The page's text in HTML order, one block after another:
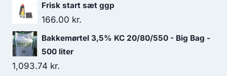
Frisk start sæt ggp
166.00 kr.
Bakkemørtel 3,5% KC 20/80/550 - Big Bag -
500 liter
1,093.74 kr.